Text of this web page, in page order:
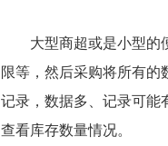
大型商超或是小型的
限等，然后采购将所有的
记录，数据多、记录可能
查看库存数量情况。